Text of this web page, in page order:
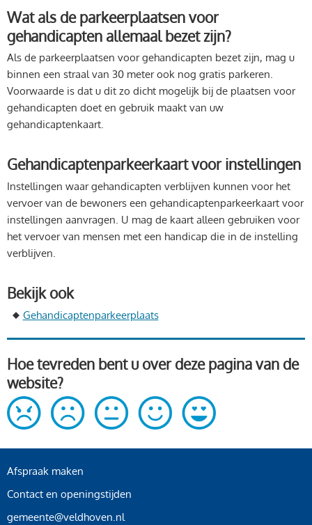
Wat als de parkeerplaatsen voor
gehandicapten allemaal bezet zijn?
Als de parkeerplaatsen voor gehandicapten bezet zijn, mag u
binnen een straal van 30 meter ook nog gratis parkeren.
Voorwaarde is dat u dit zo dicht mogelijk bij de plaatsen voor
gehandicapten doet en gebruik maakt van uw
gehandicaptenkaart.
Gehandicaptenparkeerkaart voor instellingen
Instellingen waar gehandicapten verblijven kunnen voor het
vervoer van de bewoners een gehandicaptenparkeerkaart voor
instellingen aanvragen. U mag de kaart alleen gebruiken voor
het vervoer van mensen met een handicap die in de instelling
verblijven.
Bekijk ook
Gehandicaptenparkeerplaats
Hoe tevreden bent u over deze pagina van de
website?
Afspraak maken
Contact en openingstijden
gemeente@veldhoven.nl